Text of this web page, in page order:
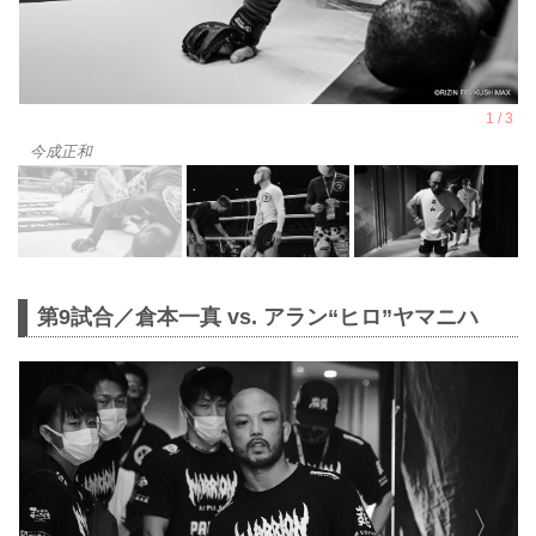
今成正和
第9試合／倉本一真 vs. アラン“ヒロ”ヤマニハ